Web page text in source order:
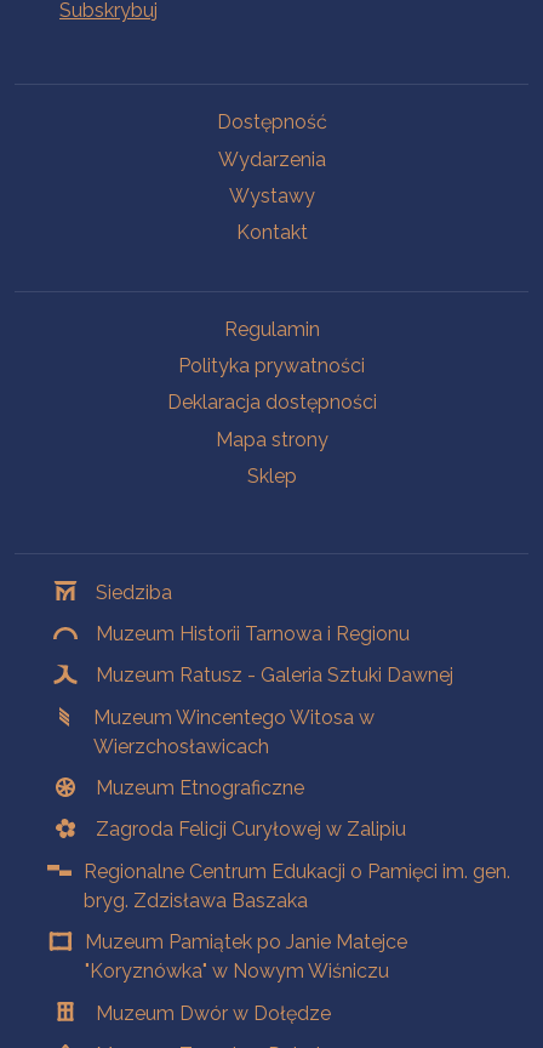
Dostępność
Wydarzenia
Wystawy
Kontakt
Regulamin
Polityka prywatności
Deklaracja dostępności
Mapa strony
Sklep
Siedziba
Muzeum Historii Tarnowa i Regionu
Muzeum Ratusz - Galeria Sztuki Dawnej
Muzeum Wincentego Witosa w
Wierzchosławicach
Muzeum Etnograficzne
Zagroda Felicji Curyłowej w Zalipiu
Regionalne Centrum Edukacji o Pamięci im. gen.
bryg. Zdzisława Baszaka
Muzeum Pamiątek po Janie Matejce
"Koryznówka" w Nowym Wiśniczu
Muzeum Dwór w Dołędze